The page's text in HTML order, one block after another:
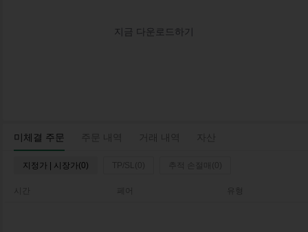
미체결 주문 주문 내역 거래 내역 자산
지정가 | 시장가(0) TP/SL(0) 추적 손절매(0)
시간
지금 다운로드하기